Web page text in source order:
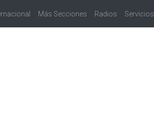
Más Secciones Radios Servicios